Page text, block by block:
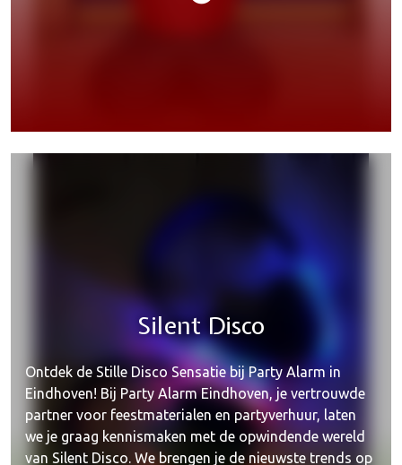
Silent Disco
Ontdek de Stille Disco Sensatie bij Party Alarm in
Eindhoven! Bij Party Alarm Eindhoven, je vertrouwde
partner voor feestmaterialen en partyverhuur, laten
we je graag kennismaken met de opwindende wereld
van Silent Disco. We brengen je de nieuwste trends op